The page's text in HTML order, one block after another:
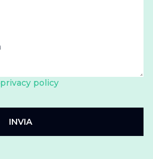
privacy policy
INVIA